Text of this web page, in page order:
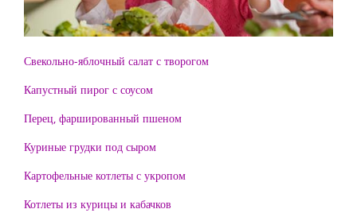
Свекольно-яблочный салат с творогом
Капустный пирог с соусом
Перец, фаршированный пшеном
Куриные грудки под сыром
Картофельные котлеты с укропом
Котлеты из курицы и кабачков